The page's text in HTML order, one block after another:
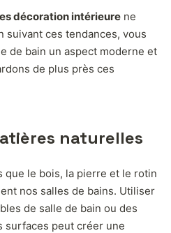
décoration intérieure ne
suivant ces tendances, vous
de bain un aspect moderne et
de plus près ces
naturelles
que le bois, la pierre et le rotin
nos salles de bains. Utiliser
de salle de bain ou des
surfaces peut créer une